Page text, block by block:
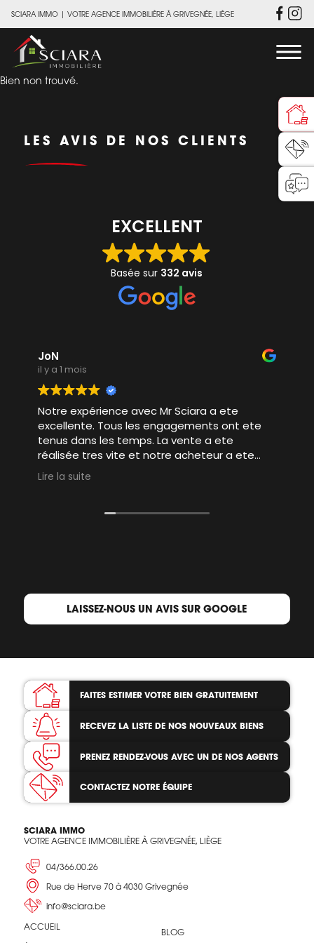
SCIARA IMMO | VOTRE AGENCE IMMOBILIÈRE À GRIVEGNÉE, LIÈGE
Bien non trouvé.
LES AVIS DE NOS CLIENTS
EXCELLENT
Basée sur 332 avis
JoN
il y a 1 mois
Notre expérience avec Mr Sciara a ete
excellente. Tous les engagements ont ete
tenus dans les temps. La vente a ete
réalisée tres vite et notre acheteur a ete
tres bien accompagné par Mr Sciara pour
faciliter et conclure la vente. 10/10
Lire la suite
LAISSEZ-NOUS UN AVIS SUR GOOGLE
FAITES ESTIMER VOTRE BIEN GRATUITEMENT
RECEVEZ LA LISTE DE NOS NOUVEAUX BIENS
PRENEZ RENDEZ-VOUS AVEC UN DE NOS AGENTS
CONTACTEZ NOTRE ÉQUIPE
SCIARA IMMO
VOTRE AGENCE IMMOBILIÈRE À GRIVEGNÉE, LIÈGE
04/366.00.26
Rue de Herve 70 à 4030 Grivegnée
info@sciara.be
ACCUEIL
BLOG